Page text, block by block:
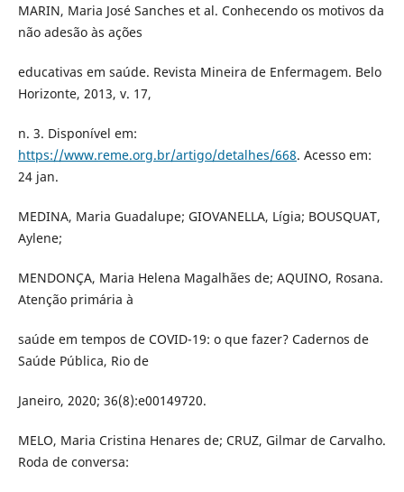
MARIN, Maria José Sanches et al. Conhecendo os motivos da
não adesão às ações
educativas em saúde. Revista Mineira de Enfermagem. Belo
Horizonte, 2013, v. 17,
n. 3. Disponível em:
https://www.reme.org.br/artigo/detalhes/668. Acesso em:
24 jan.
MEDINA, Maria Guadalupe; GIOVANELLA, Lígia; BOUSQUAT,
Aylene;
MENDONÇA, Maria Helena Magalhães de; AQUINO, Rosana.
Atenção primária à
saúde em tempos de COVID-19: o que fazer? Cadernos de
Saúde Pública, Rio de
Janeiro, 2020; 36(8):e00149720.
MELO, Maria Cristina Henares de; CRUZ, Gilmar de Carvalho.
Roda de conversa: